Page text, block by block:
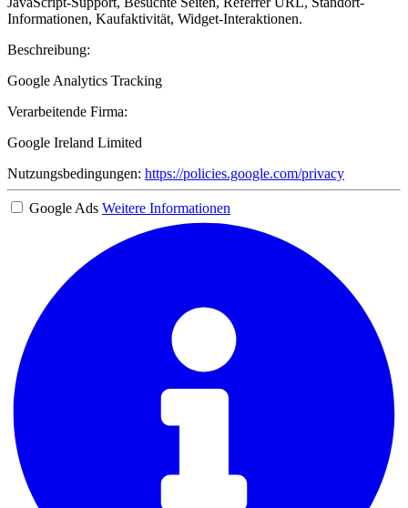
Informationen, Kaufaktivität, Widget-Interaktionen.
Beschreibung:
Google Analytics Tracking
Verarbeitende Firma:
Google Ireland Limited
Nutzungsbedingungen: https://policies.google.com/privacy
Google Ads Weitere Informationen